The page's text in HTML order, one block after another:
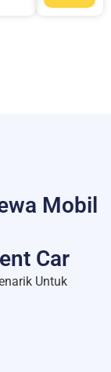
Mobil
Car
Untuk